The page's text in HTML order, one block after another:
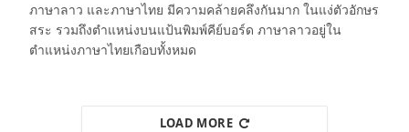
ภาษาลาว และภาษาไทย มีความคล้ายคลึงกันมาก ในแง่ตัวอักษร
สระ รวมถึงตำแหน่งบนแป้นพิมพ์คีย์บอร์ด ภาษาลาวอยู่ใน
ตำแหน่งภาษาไทยเกือบทั้งหมด
LOAD MORE